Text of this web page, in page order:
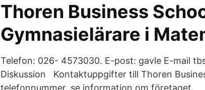
Thoren Business
Gymnasielärare i
Telefon: 026- 4573030. E-post: gavle E-mail
Diskussion Kontaktuppgifter till Thoren
telefonnummer, se information om företaget.